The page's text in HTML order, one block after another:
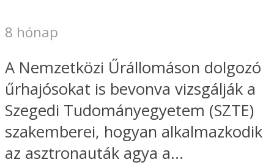
8 hónap
A Nemzetközi Űrállomáson dolgozó
űrhajósokat is bevonva vizsgálják a
Szegedi Tudományegyetem (SZTE)
szakemberei, hogyan alkalmazkodik
az asztronauták agya a...